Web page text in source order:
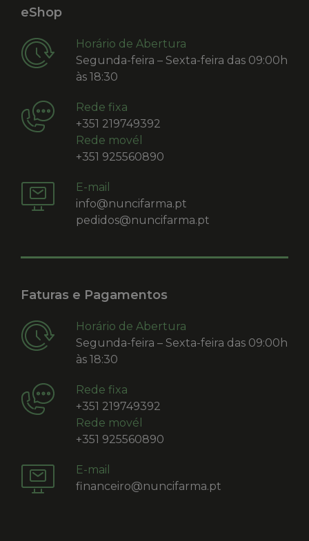
eShop
Horário de Abertura
Segunda-feira – Sexta-feira das 09:00h
às 18:30
Rede fixa
+351 219749392
Rede movél
+351 925560890
E-mail
info@nuncifarma.pt
pedidos@nuncifarma.pt
Faturas e Pagamentos
Horário de Abertura
Segunda-feira – Sexta-feira das 09:00h
às 18:30
Rede fixa
+351 219749392
Rede movél
+351 925560890
E-mail
financeiro@nuncifarma.pt